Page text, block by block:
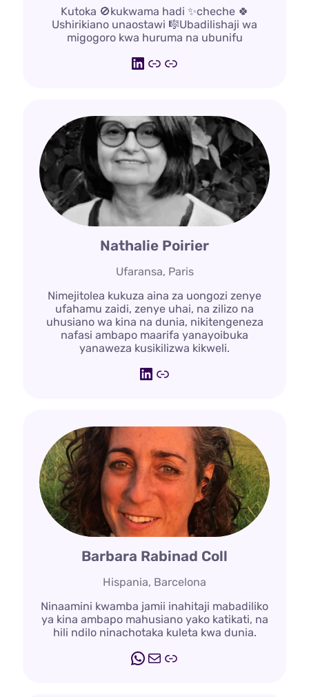
Kutoka 🚫kukwama hadi ✨cheche 🍀
Ushirikiano unaostawi 🎼Ubadilishaji wa
migogoro kwa huruma na ubunifu
LinkedIn
bureautwist.nl
www.bento.me
Nathalie Poirier
Ufaransa, Paris
Nimejitolea kukuza aina za uongozi zenye
ufahamu zaidi, zenye uhai, na zilizo na
uhusiano wa kina na dunia, nikitengeneza
nafasi ambapo maarifa yanayoibuka
yanaweza kusikilizwa kikweli.
LinkedIn
Kiungo
Barbara Rabinad Coll
Hispania, Barcelona
Ninaamini kwamba jamii inahitaji mabadiliko
ya kina ambapo mahusiano yako katikati, na
hili ndilo ninachotaka kuleta kwa dunia.
WhatsApp
BaruaKiungo